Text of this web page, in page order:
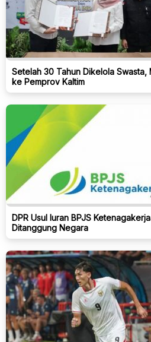
Setelah 30 Tahun Dikelola Swasta,
ke Pemprov Kaltim
DPR Usul Iuran BPJS
Ditanggung Negara